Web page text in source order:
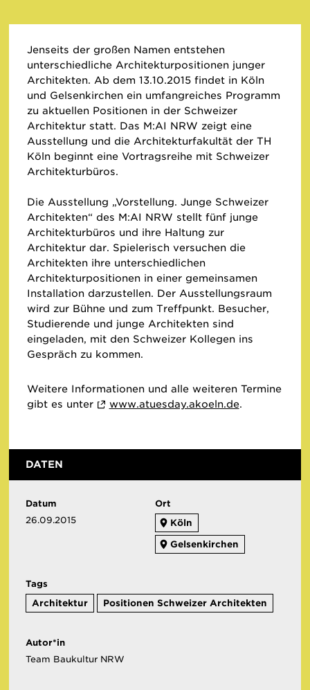
Jenseits der großen Namen entstehen
unterschiedliche Architekturpositionen junger
Architekten. Ab dem 13.10.2015 findet in Köln
und Gelsenkirchen ein umfangreiches Programm
zu aktuellen Positionen in der Schweizer
Architektur statt. Das M:AI NRW zeigt eine
Ausstellung und die Architekturfakultät der TH
Köln beginnt eine Vortragsreihe mit Schweizer
Architekturbüros.
Die Ausstellung „Vorstellung. Junge Schweizer
Architekten“ des M:AI NRW stellt fünf junge
Architekturbüros und ihre Haltung zur
Architektur dar. Spielerisch versuchen die
Architekten ihre unterschiedlichen
Architekturpositionen in einer gemeinsamen
Installation darzustellen. Der Ausstellungsraum
wird zur Bühne und zum Treffpunkt. Besucher,
Studierende und junge Architekten sind
eingeladen, mit den Schweizer Kollegen ins
Gespräch zu kommen.
Weitere Informationen und alle weiteren Termine
gibt es unter
www.atuesday.akoeln.de.
DATEN
Datum
26.09.2015
Ort
Köln
Gelsenkirchen
Tags
Architektur
Positionen Schweizer Architekten
Autor*in
Team Baukultur NRW